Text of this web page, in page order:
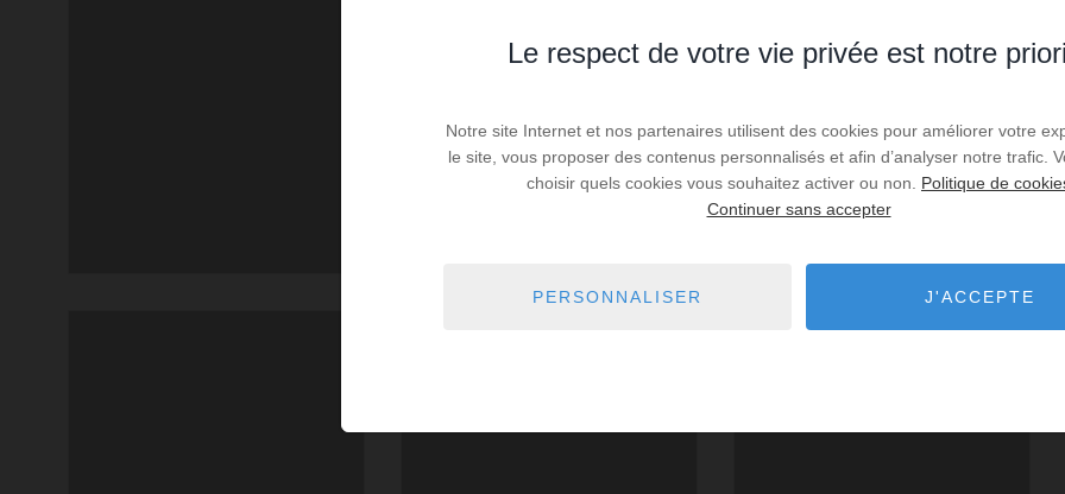
Le respect de votre vie privée est notre
Notre site Internet et nos partenaires utilisent des cookies pour améliorer votre
le site, vous proposer des contenus personnalisés et afin d’analyser notre trafic.
choisir quels cookies vous souhaitez activer ou non. Politique de
Continuer sans accepter
PERSONNALISER J'ACCEPTE